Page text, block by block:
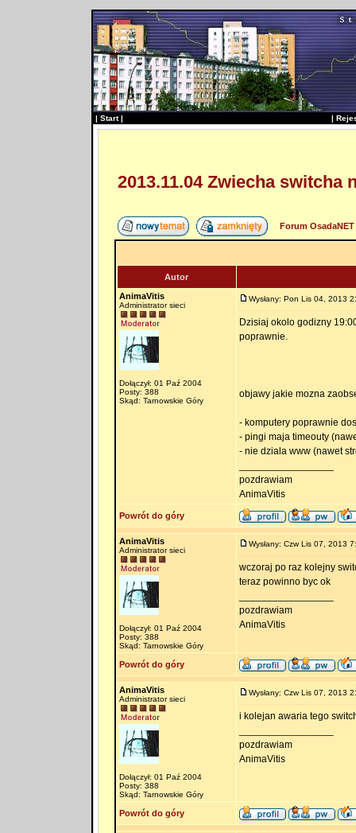
| Start| |
2013.11.04 Zwiecha switcha
Forum
Autor
AnimaVitis
Administrator sieci
Dołączył: 01 Paź 2004
Posty: 388
Skąd: Tarnowskie Góry
Wysłany: Pon Lis 04, 2013
Dzisiaj okolo godizny
poprawnie.
objawy jakie mozna
- komputery poprawnie
- pingi maja timeouty
- nie dziala www (nawet
pozdrawiam
AnimaVitis
Powrót do góry
AnimaVitis
Administrator sieci
Dołączył: 01 Paź 2004
Posty: 388
Skąd: Tarnowskie Góry
Wysłany: Czw Lis 07, 2013
wczoraj po raz kolejny
teraz powinno byc ok
pozdrawiam
AnimaVitis
Powrót do góry
AnimaVitis
Administrator sieci
Dołączył: 01 Paź 2004
Posty: 388
Skąd: Tarnowskie Góry
Wysłany: Czw Lis 07, 2013
i kolejan awaria tego
pozdrawiam
AnimaVitis
Powrót do góry